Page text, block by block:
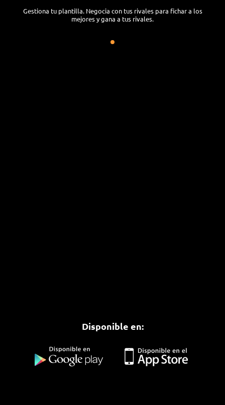
Gestiona tu plantilla. Negocia con tus rivales para fichar a los
mejores y gana a tus rivales.
Disponible en: